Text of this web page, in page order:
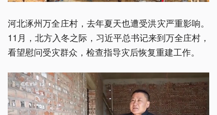
河北涿州万全庄村，去年夏天也遭受洪灾严重影响。
11月，北方入冬之际，习近平总书记来到万全庄村，
看望慰问受灾群众，检查指导灾后恢复重建工作。